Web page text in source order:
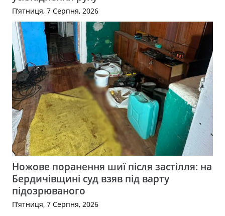
П’ятниця, 7 Серпня, 2026
Ножове поранення шиї після застілля: на
Бердичівщині суд взяв під варту
підозрюваного
П’ятниця, 7 Серпня, 2026